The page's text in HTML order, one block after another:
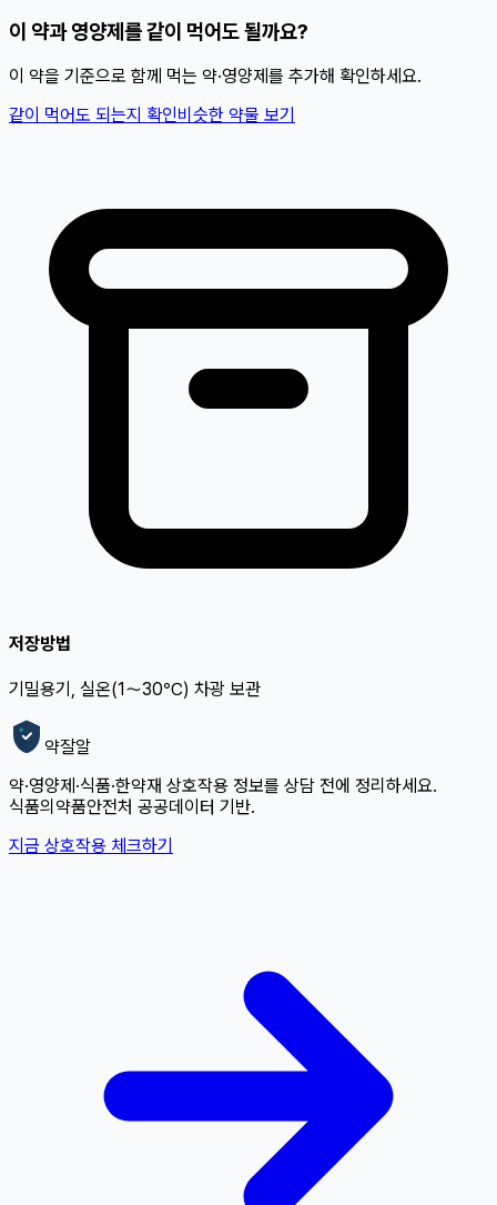
이 약과 영양제를 같이 먹어도 될까요?
이 약을 기준으로 함께 먹는 약·영양제를 추가해 확인하세요.
같이 먹어도 되는지 확인비슷한 약물 보기
저장방법
기밀용기, 실온(1～30℃) 차광 보관
약잘알
약·영양제·식품·한약재 상호작용 정보를 상담 전에 정리하세요.
식품의약품안전처 공공데이터 기반.
지금 상호작용 체크하기